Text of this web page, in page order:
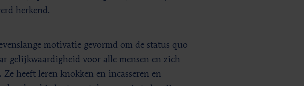
herkend.
motivatie gevormd om de status quo
gelijkwaardigheid voor alle mensen en zich
heeft leren knokken en incasseren en